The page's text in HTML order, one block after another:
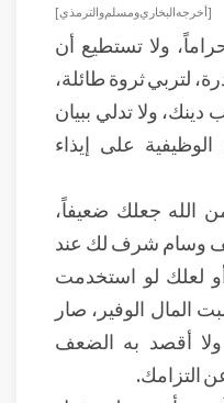
[ أخرجه البخاري ومسلم والترمذي ]
ولا تستطيع أن
لتربي ثروة طائلة،
ولا تدلي ببيان
على إيذاء
الله جعلك ضعيفاً،
وسام شرف لك عند
أو لعلك لو استخدمت
المال الوفير، صار
أقصد به الضعف
التزامك.